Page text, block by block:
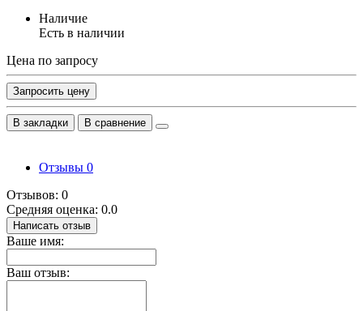
Наличие
Есть в наличии
Цена по запросу
Запросить цену
В закладки В сравнение
Отзывы 0
Отзывов: 0
Средняя оценка: 0.0
Написать отзыв
Ваше имя:
Ваш отзыв: